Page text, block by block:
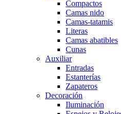
Compactos
Camas nido
Camas-tatamis
Literas
Camas abatibles
Cunas
Auxiliar
Entradas
Estanterías
Zapateros
Decoración
Iluminación